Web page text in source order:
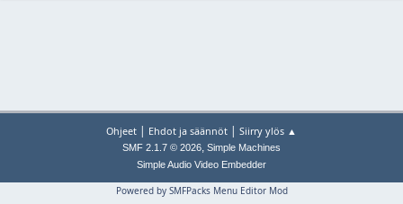
Ohjeet | Ehdot ja säännöt | Siirry ylös ▲
SMF 2.1.7 © 2026, Simple Machines
Simple Audio Video Embedder
Powered by SMFPacks Menu Editor Mod